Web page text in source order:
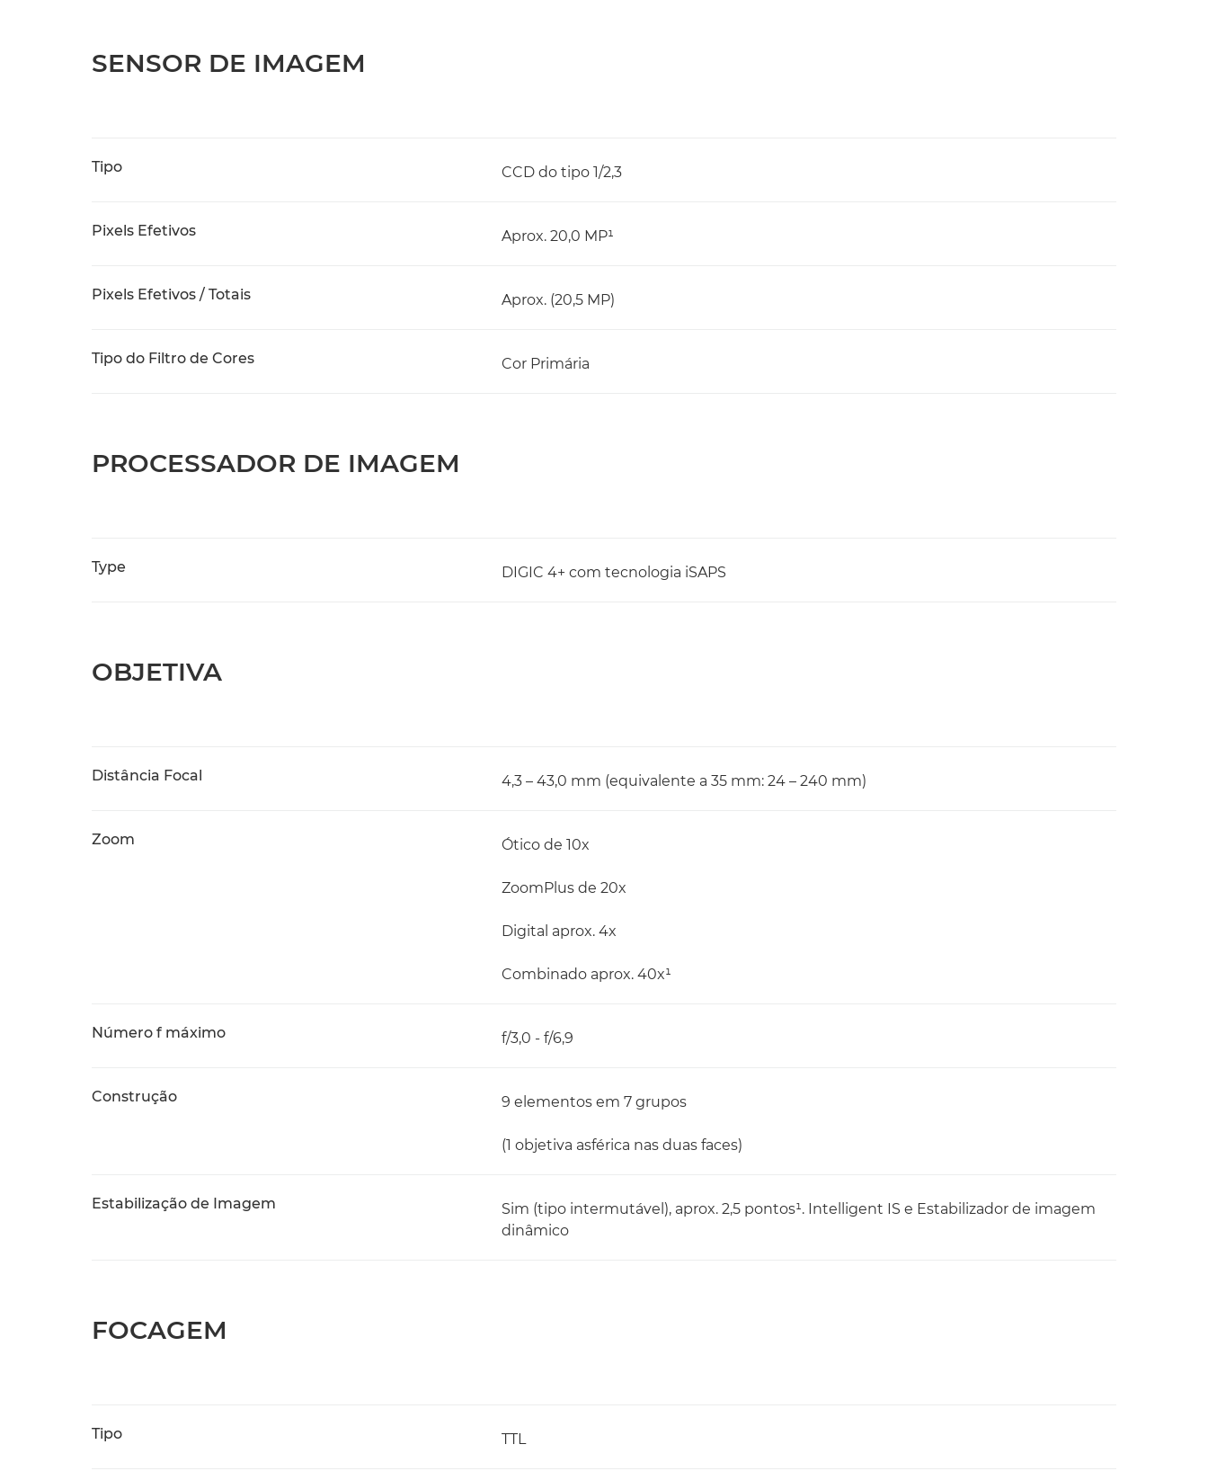
SENSOR DE IMAGEM
Tipo CCD do tipo 1/2,3
Pixels Efetivos Aprox. 20,0 MP¹
Pixels Efetivos / Totais Aprox. (20,5 MP)
Tipo do Filtro de Cores Cor Primária
PROCESSADOR DE IMAGEM
Type DIGIC 4+ com tecnologia iSAPS
OBJETIVA
Distância Focal 4,3 – 43,0 mm (equivalente a 35 mm: 24 – 240 mm)
Zoom Ótico de 10x
ZoomPlus de 20x
Digital aprox. 4x
Combinado aprox. 40x¹
Número f máximo f/3,0 - f/6,9
Construção 9 elementos em 7 grupos
(1 objetiva asférica nas duas faces)
Estabilização de Imagem
Sim (tipo intermutável), aprox. 2,5 pontos¹. Intelligent IS e Estabilizador de imagem
dinâmico
FOCAGEM
Tipo TTL